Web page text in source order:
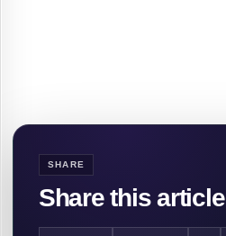
SHARE
Share this article